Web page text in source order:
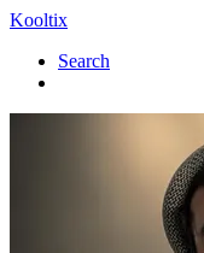
Kooltix
Search